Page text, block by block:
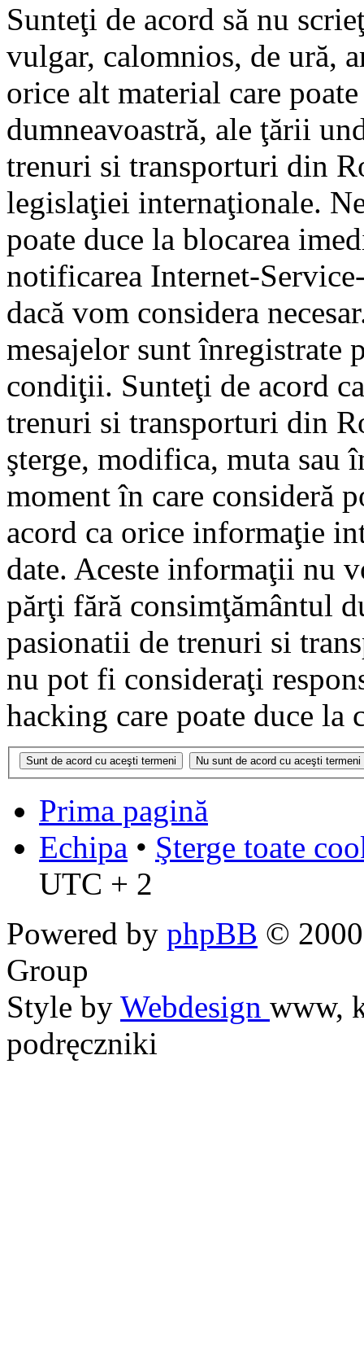
Sunteţi de acord să nu
vulgar, calomnios, de ură,
orice alt material care
dumneavoastră, ale ţării
trenuri si transporturi din
legislaţiei internaţionale.
poate duce la blocarea
notificarea Internet-
dacă vom considera
mesajelor sunt înregistrate
condiţii. Sunteţi de acord
trenuri si transporturi din
şterge, modifica, muta sau
moment în care consideră
acord ca orice informaţie
date. Aceste informaţii nu
părţi fără consimţământul
pasionatii de trenuri si
nu pot fi consideraţi
hacking care poate duce la
Prima pagină
Echipa • Şterge toate
UTC + 2
Powered by phpBB ©
Group
Style by Webdesign www,
podręczniki